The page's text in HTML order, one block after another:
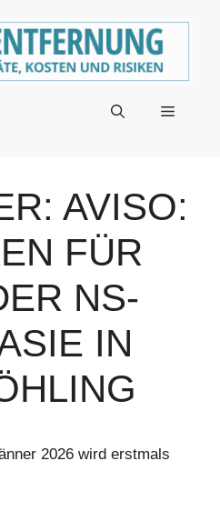
Menü
AVISO:
FÜR
NS-
IN
2026 wird erstmals